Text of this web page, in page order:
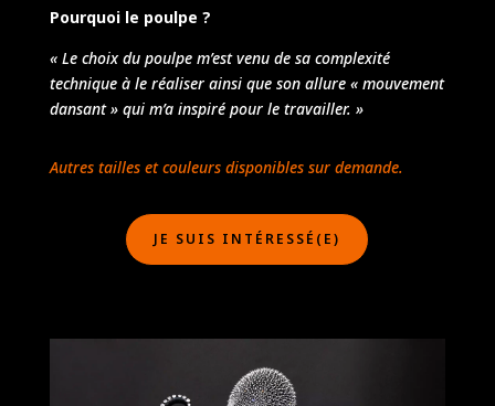
Pourquoi le poulpe ?
« Le choix du poulpe m’est venu de sa complexité
technique à le réaliser ainsi que son allure « mouvement
dansant » qui m’a inspiré pour le travailler. »
Autres tailles et couleurs disponibles sur demande.
JE SUIS INTÉRESSÉ(E)